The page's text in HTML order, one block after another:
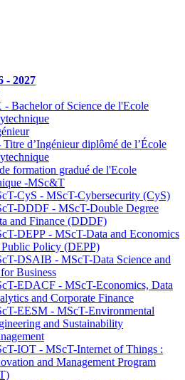
- 2027
- Bachelor of Science de l'Ecole
Titre d’Ingénieur diplômé de l’École
formation gradué de l'Ecole
-MSc&T
CyS - MScT-Cybersecurity (CyS)
DDDF - MScT-Double Degree
and Finance (DDDF)
DEPP - MScT-Data and Economics
Policy (DEPP)
DSAIB - MScT-Data Science and
Business
EDACF - MScT-Economics, Data
and Corporate Finance
EESM - MScT-Environmental
and Sustainability
IOT - MScT-Internet of Things :
and Management Program